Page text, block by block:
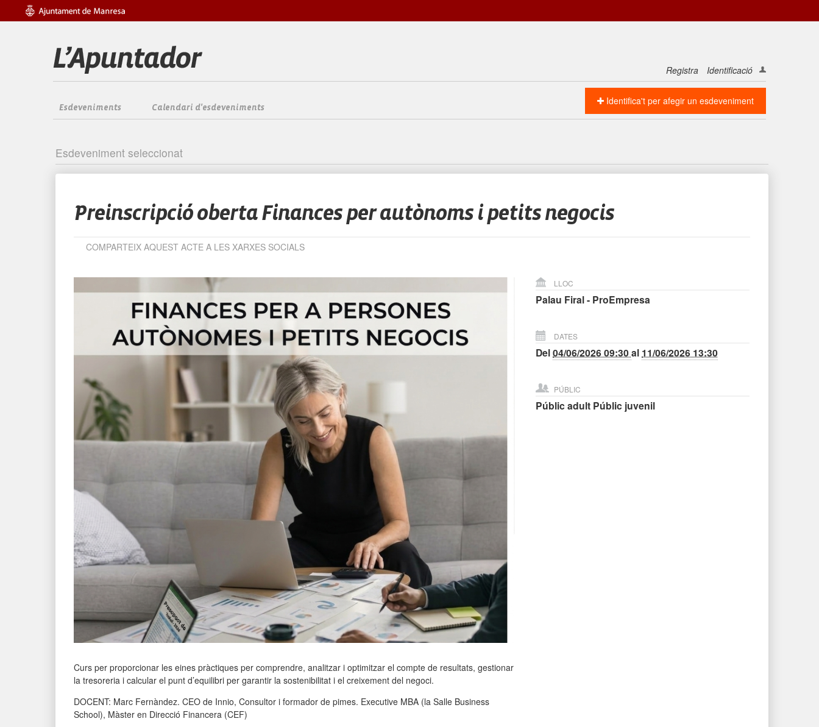
Identificació
Registra
Esdeveniments Calendari d'esdeveniments
Identifica't per afegir un esdeveniment
Esdeveniment seleccionat
Preinscripció oberta Finances per autònoms i petits negocis
COMPARTEIX AQUEST ACTE A LES XARXES SOCIALS
Curs per proporcionar les eines pràctiques per comprendre, analitzar i optimitzar el compte de resultats, gestionar
la tresoreria i calcular el punt d’equilibri per garantir la sostenibilitat i el creixement del negoci.
DOCENT: Marc Fernàndez. CEO de Innio, Consultor i formador de pimes. Executive MBA (la Salle Business
School), Màster en Direcció Financera (CEF)
LLOC
Palau Firal - ProEmpresa
DATES
Del04/06/2026 09:30al 11/06/2026 13:30
PÚBLIC
Públic adult Públic juvenil